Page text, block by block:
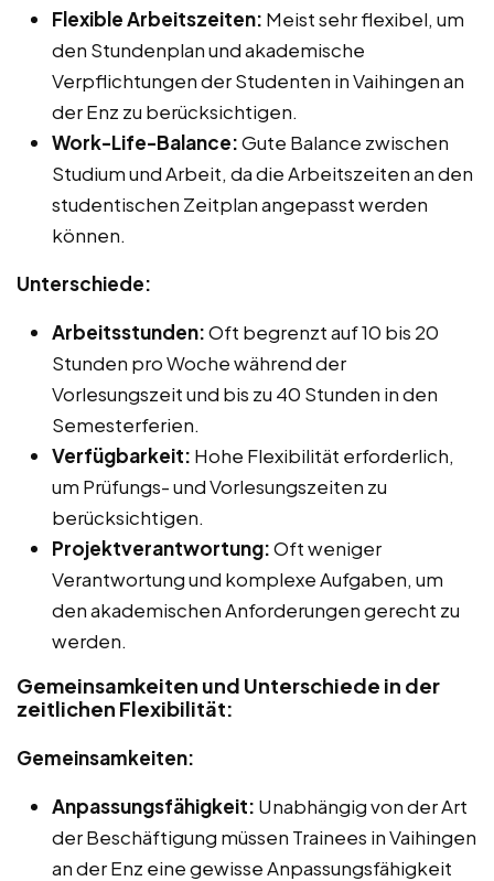
Flexible Arbeitszeiten: Meist sehr flexibel, um
den Stundenplan und akademische
Verpflichtungen der Studenten in Vaihingen an
der Enz zu berücksichtigen.
Work-Life-Balance:Gute Balance zwischen
Studium und Arbeit, da die Arbeitszeiten an den
studentischen Zeitplan angepasst werden
können.
Unterschiede:
Arbeitsstunden:Oft begrenzt auf 10 bis 20
Stunden pro Woche während der
Vorlesungszeit und bis zu 40 Stunden in den
Semesterferien.
Verfügbarkeit: Hohe Flexibilität erforderlich,
um Prüfungs- und Vorlesungszeiten zu
berücksichtigen.
Projektverantwortung:Oft weniger
Verantwortung und komplexe Aufgaben, um
den akademischen Anforderungen gerecht zu
werden.
Gemeinsamkeiten und Unterschiede in der
zeitlichen Flexibilität:
Gemeinsamkeiten:
Anpassungsfähigkeit: Unabhängig von der Art
der Beschäftigung müssen Trainees in Vaihingen
an der Enz eine gewisse Anpassungsfähigkeit